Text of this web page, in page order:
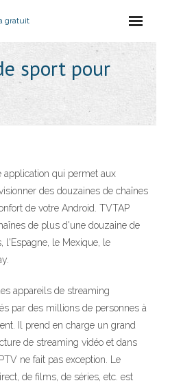
gratuit
sport pour
application qui permet aux
des douzaines de chaînes
de votre Android. TVTAP
de plus d'une douzaine de
l'Espagne, le Mexique, le
appareils de streaming
par des millions de personnes à
Il prend en charge un grand
de streaming vidéo et dans
ne fait pas exception. Le
de films, de séries, etc. est